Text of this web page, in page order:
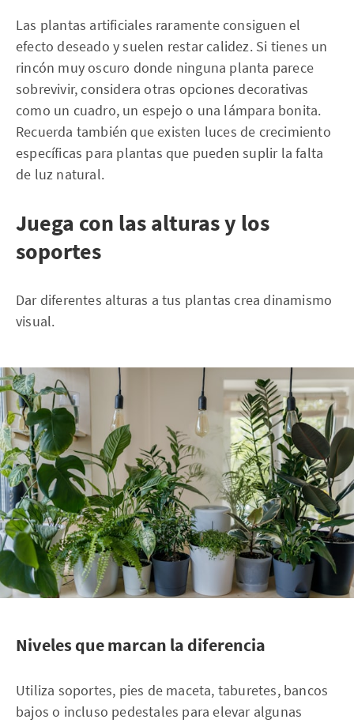
Las plantas artificiales raramente consiguen el
efecto deseado y suelen restar calidez. Si tienes un
rincón muy oscuro donde ninguna planta parece
sobrevivir, considera otras opciones decorativas
como un cuadro, un espejo o una lámpara bonita.
Recuerda también que existen luces de crecimiento
específicas para plantas que pueden suplir la falta
de luz natural.
Juega con las alturas y los
soportes
Dar diferentes alturas a tus plantas crea dinamismo
visual.
Niveles que marcan la diferencia
Utiliza soportes, pies de maceta, taburetes, bancos
bajos o incluso pedestales para elevar algunas